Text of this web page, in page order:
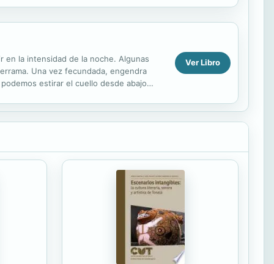
en la intensidad de la noche. Algunas
Una vez fecundada, engendra
estirar el cuello desde abajo
Ver Libro